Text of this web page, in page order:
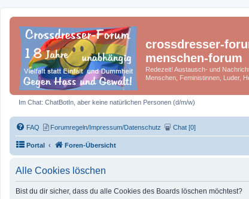
crossdresser-
menschen-forum
Redezeit! Austausch- und
Menschen, Feministinnen, Luder,
Im Chat: ChatBotIn, aber keine natürlichen Personen (d/m/w)
FAQ Forumregeln/Impressum/Datenschutz Chat [0]
Portal Foren-Übersicht
Alle Cookies löschen
Bist du dir sicher, dass du alle Cookies des Boards löschen möchtest?